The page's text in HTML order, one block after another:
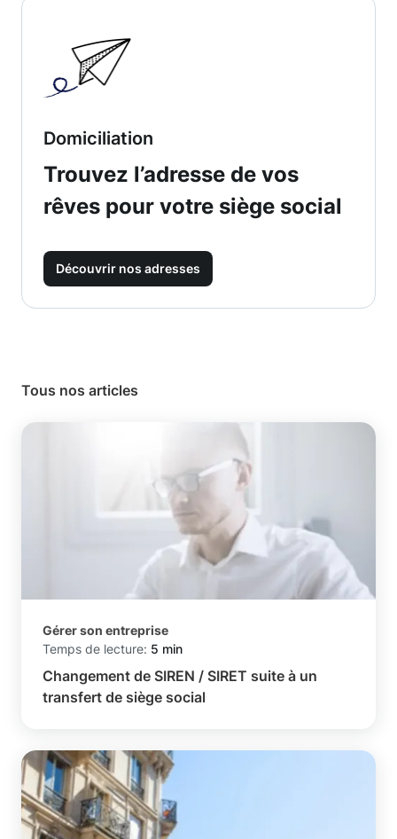
Domiciliation
Trouvez l’adresse de vos
rêves pour votre siège social
Découvrir nos adresses
Tous nos articles
Gérer son entreprise
Temps de lecture: 5 min
Changement de SIREN / SIRET suite à un
transfert de siège social